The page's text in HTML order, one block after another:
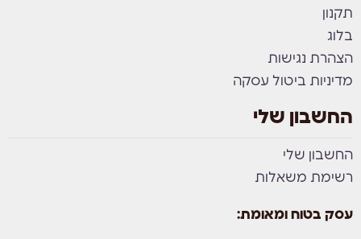
תקנון
בלוג
הצהרת נגישות
מדיניות ביטול עסקה
החשבון שלי
החשבון שלי
רשימת משאלות
עסק בטוח ומאומת: